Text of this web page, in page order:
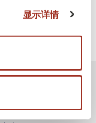
显示详情